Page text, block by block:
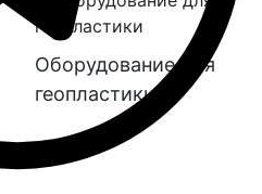
Оборудование для
геопластики